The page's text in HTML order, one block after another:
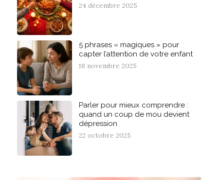
24 décembre 2025
5 phrases « magiques » pour
capter l’attention de votre enfant
18 novembre 2025
Parler pour mieux comprendre :
quand un coup de mou devient
dépression
22 octobre 2025